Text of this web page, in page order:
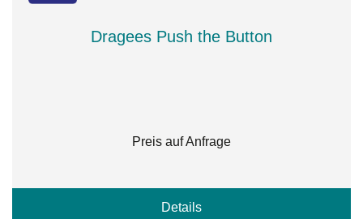
Dragees Push the Button
Preis auf Anfrage
Details